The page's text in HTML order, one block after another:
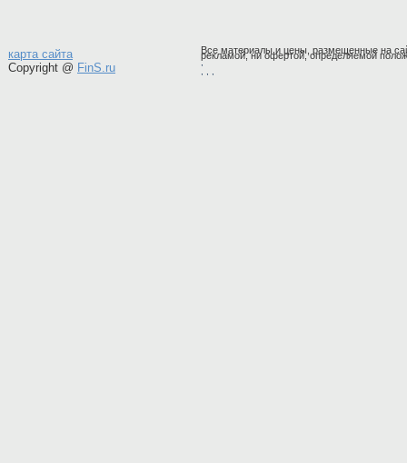
карта сайта
Copyright @ FinS.ru
Все материалы и цены, размещенные на
рекламой, ни офертой, определяемой
,